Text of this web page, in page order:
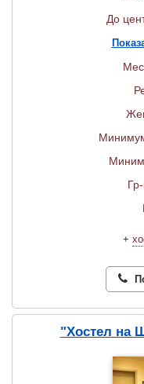
До
+
"Хостел на